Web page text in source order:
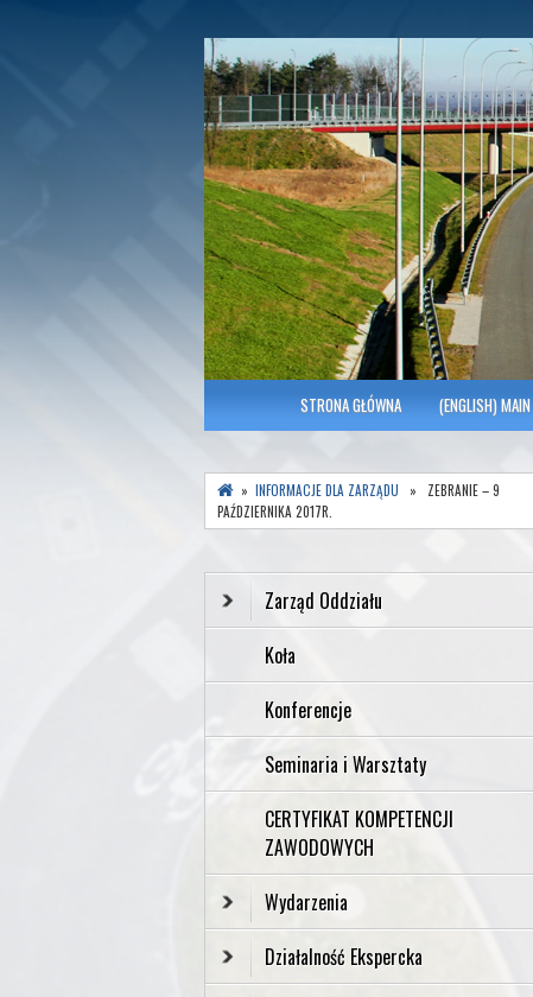
SITK RP Oddział
Polish Association of Engineers &
MENU GŁÓWNESTRONA GŁÓWNA (ENGLISH) MAIN
» INFORMACJE DLA ZARZĄDU » ZEBRANIE – 9
PAŹDZIERNIKA 2017R.
Zarząd Oddziału
Koła
Konferencje
Seminaria i Warsztaty
CERTYFIKAT KOMPETENCJI
ZAWODOWYCH
Wydarzenia
Działalność Ekspercka